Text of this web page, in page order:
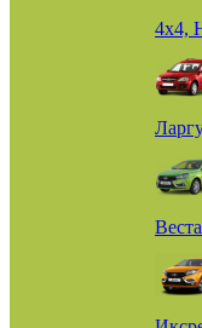
4х4,
Веста